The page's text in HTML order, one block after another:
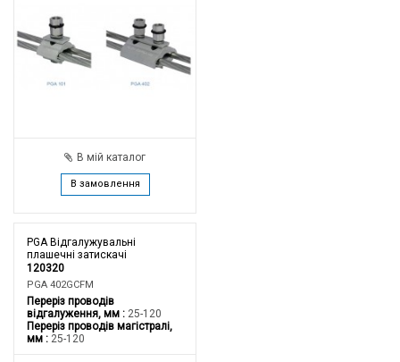
В мій каталог
В замовлення
PGA Відгалужувальні
плашечні затискачі
120320
PGA 402GCFM
Переріз проводів
відгалуження, мм
25-120
Переріз проводів магістралі,
мм
25-120